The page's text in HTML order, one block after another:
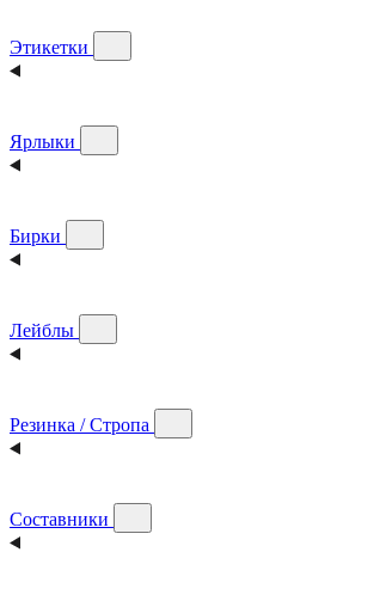
Этикетки
Ярлыки
Бирки
Лейблы
Резинка / Стропа
Составники